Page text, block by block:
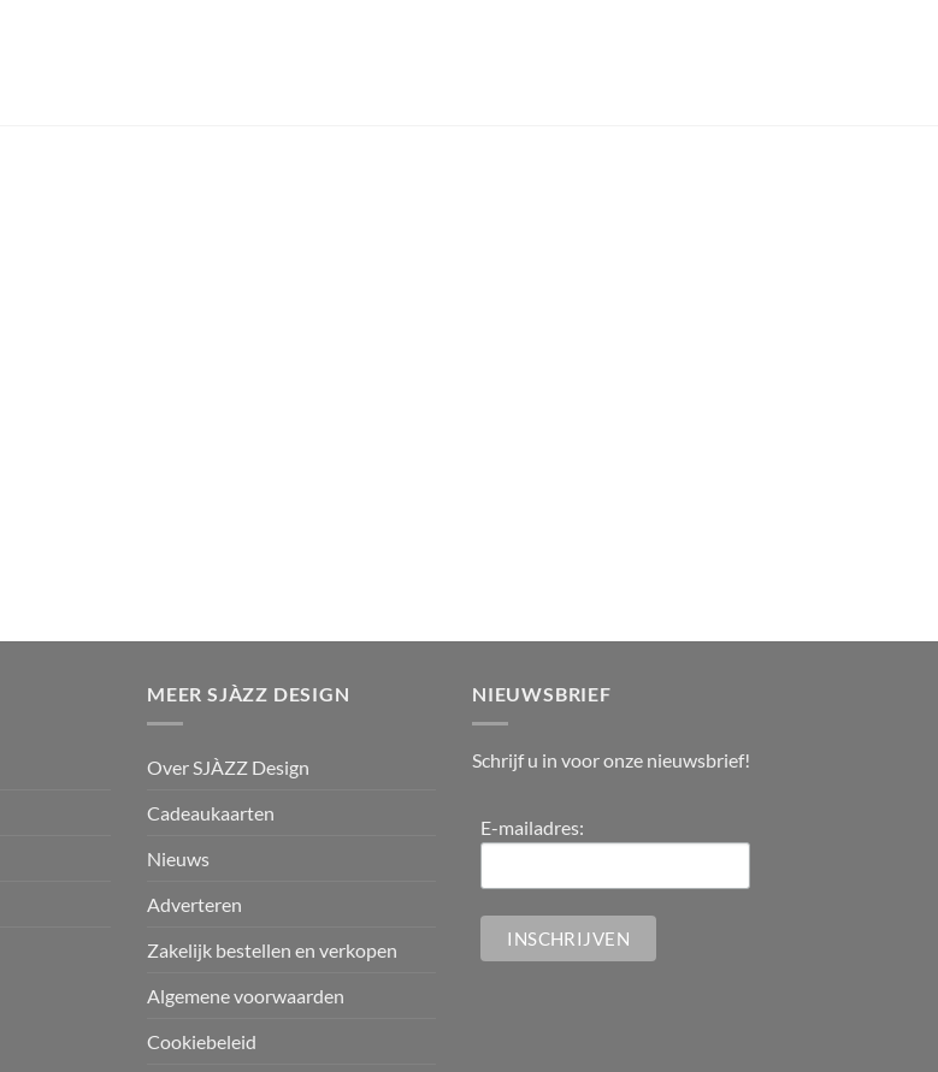
MEER SJÀZZ DESIGN
Over SJÀZZ Design
Cadeaukaarten
Nieuws
Adverteren
Zakelijk bestellen en verkopen
Algemene voorwaarden
Cookiebeleid
NIEUWSBRIEF
Schrijf u in voor onze nieuwsbrief!
E-mailadres: